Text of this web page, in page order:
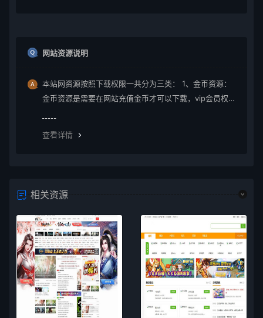
网站资源说明
本站网资源按照下载权限一共分为三类： 1、金币资源：
金币资源是需要在网站充值金币才可以下载，vip会员权限
查看详情
相关资源